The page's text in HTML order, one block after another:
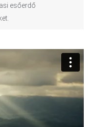
esőerdő